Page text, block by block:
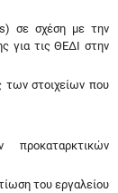
σε σχέση με την
για τις ΘΕΔΙ στην
των στοιχείων που
του εργαλείου